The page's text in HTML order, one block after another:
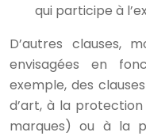
qui participe à
D’autres clauses,
envisagées en
exemple, des
d’art, à la
marques) ou à la